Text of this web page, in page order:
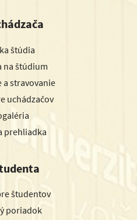
štúdia
na štúdium
a stravovanie
uchádzačov
prehliadka
študentov
poriadok